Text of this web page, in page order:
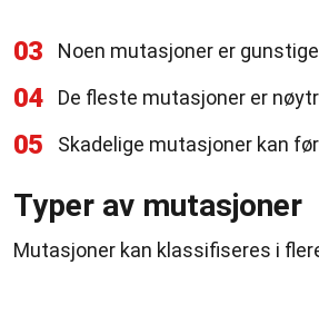
03 Noen mutasjoner er
04 De fleste mutasjoner er
05 Skadelige mutasjoner kan
Typer av mutasjoner
Mutasjoner kan klassifiseres i